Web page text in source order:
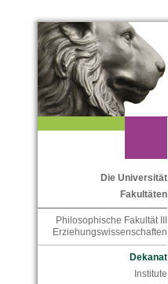
Die Universität
Fakultäten
Philosophische Fakultät III
Erziehungswissenschaften
Dekanat
Institute